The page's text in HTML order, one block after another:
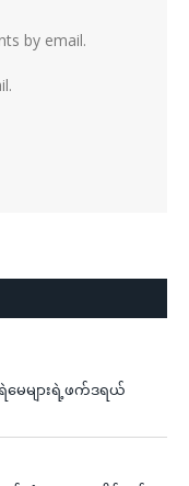
by email.
ေများရဲ့ဖက်ဒရယ်